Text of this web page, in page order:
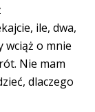
ile, dwa,
wciąż o mnie
Nie mam
dlaczego